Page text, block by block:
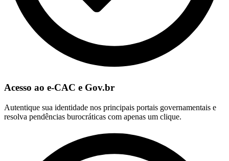
Acesso ao e-CAC e Gov.br
Autentique sua identidade nos principais portais governamentais e
resolva pendências burocráticas com apenas um clique.